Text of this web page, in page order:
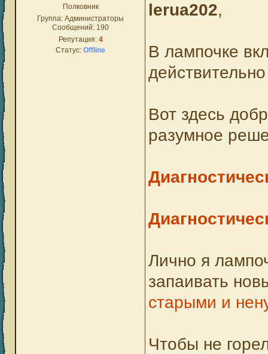
Полковник
Группа: Администраторы
Сообщений: 190
Репутация: 4
Статус: Offline
lerua202,
В лампочке
действительно
Вот здесь
разумное
Лично я
запаивать
старыми и
Чтобы не